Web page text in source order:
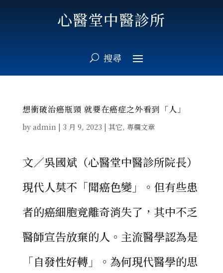
心醫堂中醫診所
想衝破治癌瓶頸 就要在癌症之外看到「人」
by admin | 3 月 9, 2023 | 其它, 專欄文章
文／吳國斌（心醫堂中醫診所院長）
現代人莫不「聞癌色變」。但有些患
者的癌細胞竟離奇消失了，其中不乏
醫師宣告放棄的人。主流醫學認為是
「自發性好轉」。為何現代醫學的思